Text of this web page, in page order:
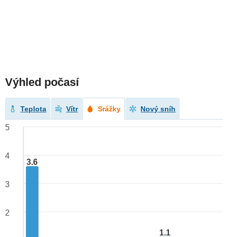
Výhled počasí
Teplota Vítr Srážky Nový sníh
3.6
1.1
5
4
3
2